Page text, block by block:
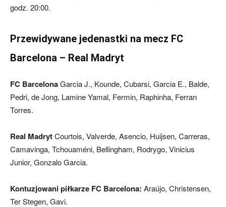
godz. 20:00.
Przewidywane jedenastki na mecz FC
Barcelona – Real Madryt
FC BarcelonaGarcia J., Kounde, Cubarsi, Garcia E., Balde,
Pedri, de Jong, Lamine Yamal, Fermin, Raphinha, Ferran
Torres.
Real MadrytCourtois, Valverde, Asencio, Huijsen, Carreras,
Camavinga, Tchouaméni, Bellingham, Rodrygo, Vinicius
Junior, Gonzalo Garcia.
Kontuzjowani piłkarze FC Barcelona: Araújo, Christensen,
Ter Stegen, Gavi.